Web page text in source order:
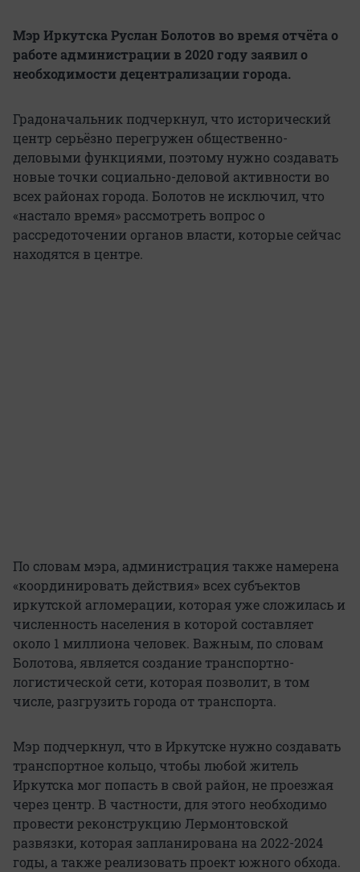
Мэр Иркутска Руслан Болотов во время отчёта о
работе администрации в 2020 году заявил о
необходимости децентрализации города.
Градоначальник подчеркнул, что исторический
центр серьёзно перегружен общественно-
деловыми функциями, поэтому нужно создавать
новые точки социально-деловой активности во
всех районах города. Болотов не исключил, что
«настало время» рассмотреть вопрос о
рассредоточении органов власти, которые сейчас
находятся в центре.
По словам мэра, администрация также намерена
«координировать действия» всех субъектов
иркутской агломерации, которая уже сложилась и
численность населения в которой составляет
около 1 миллиона человек. Важным, по словам
Болотова, является создание транспортно-
логистической сети, которая позволит, в том
числе, разгрузить города от транспорта.
Мэр подчеркнул, что в Иркутске нужно создавать
транспортное кольцо, чтобы любой житель
Иркутска мог попасть в свой район, не проезжая
через центр. В частности, для этого необходимо
провести реконструкцию Лермонтовской
развязки, которая запланирована на 2022-2024
годы, а также реализовать проект южного обхода.